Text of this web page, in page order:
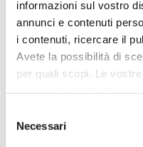
informazioni sul vostro
annunci e contenuti
i contenuti, ricercare il
Avete la possibilità di
per quali scopi. Le
revocare il proprio
Dichiarazione sui
delNecessari
utilizzato con un range
ai 20 gradi centigradi.
capace di
pioggia, ma non è
indumento in caso di
Questo capo